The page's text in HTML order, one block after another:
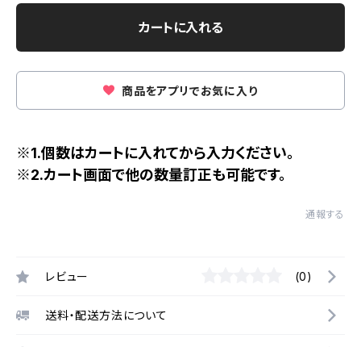
カートに入れる
商品をアプリでお気に入り
※1.個数はカートに入れてから入力ください。
※2.カート画面で他の数量訂正も可能です。
通報する
レビュー (0)
送料・配送方法について